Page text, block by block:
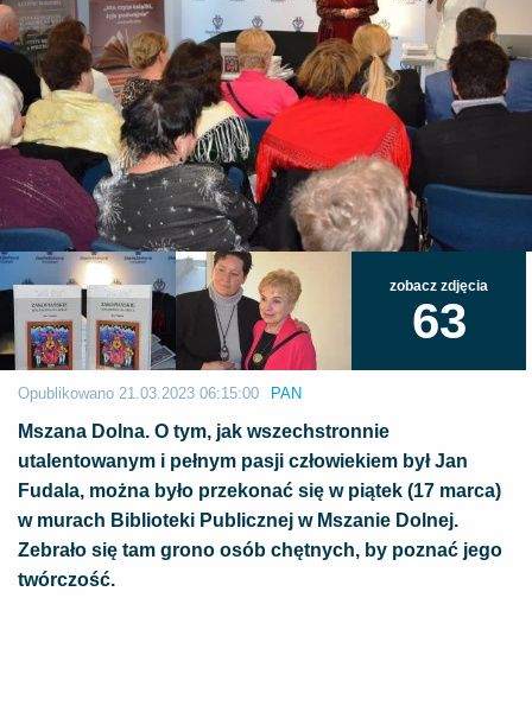
zobacz zdjęcia
63
Opublikowano 21.03.2023 06:15:00 PAN
Mszana Dolna. O tym, jak wszechstronnie
utalentowanym i pełnym pasji człowiekiem był Jan
Fudala, można było przekonać się w piątek (17 marca)
w murach Biblioteki Publicznej w Mszanie Dolnej.
Zebrało się tam grono osób chętnych, by poznać jego
twórczość.